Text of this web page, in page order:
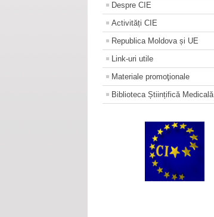
Despre CIE
Activități CIE
Republica Moldova și UE
Link-uri utile
Materiale promoţionale
Biblioteca Științifică Medicală